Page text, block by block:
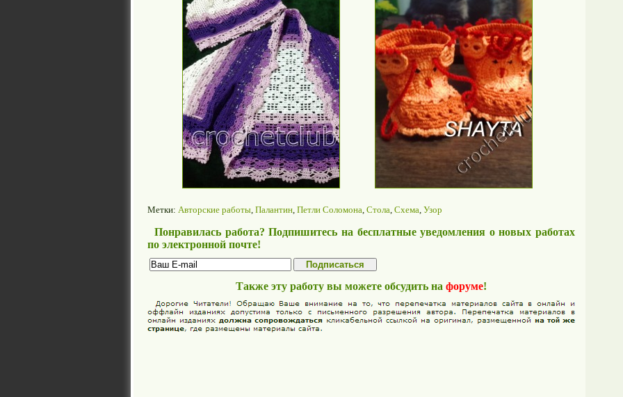
Метки: Авторские работы Палантин Петли Соломона Стола Схема Узор
Понравилась работа? Подпишитесь на бесплатные уведомления о новых работах
по электронной почте!
Также эту работу вы можете обсудить на форуме!